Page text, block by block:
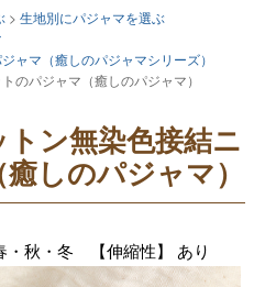
生地別にパジャマを選ぶ
ャマ（癒しのパジャマシリーズ）
のパジャマ（癒しのパジャマ）
ン無染色接結ニ
しのパジャマ）
・秋・冬 【伸縮性】 あり